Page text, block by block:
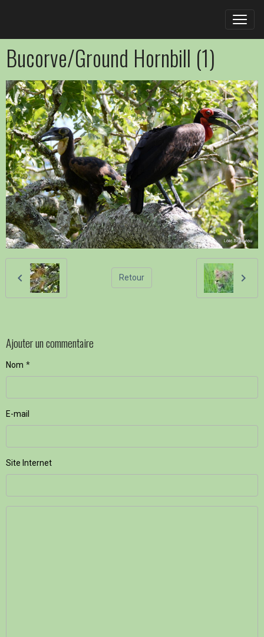
Bucorve/Ground Hornbill (1)
Retour
Ajouter un commentaire
Nom
E-mail
Site Internet